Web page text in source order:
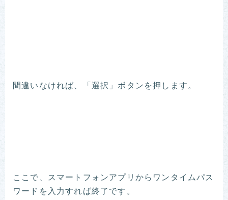
間違いなければ、「選択」ボタンを押します。
ここで、スマートフォンアプリからワンタイムパス
ワードを入力すれば終了です。